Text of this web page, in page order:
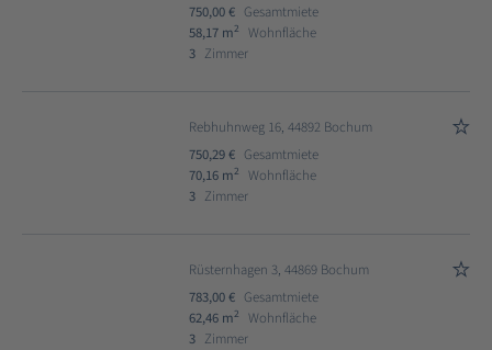
750,00 € Gesamtmiete
58,17 m2
Wohnfläche
3 Zimmer
Rebhuhnweg 16, 44892 Bochum
750,29 € Gesamtmiete
70,16 m2
Wohnfläche
3 Zimmer
Rüsternhagen 3, 44869 Bochum
783,00 € Gesamtmiete
62,46 m2
Wohnfläche
3 Zimmer